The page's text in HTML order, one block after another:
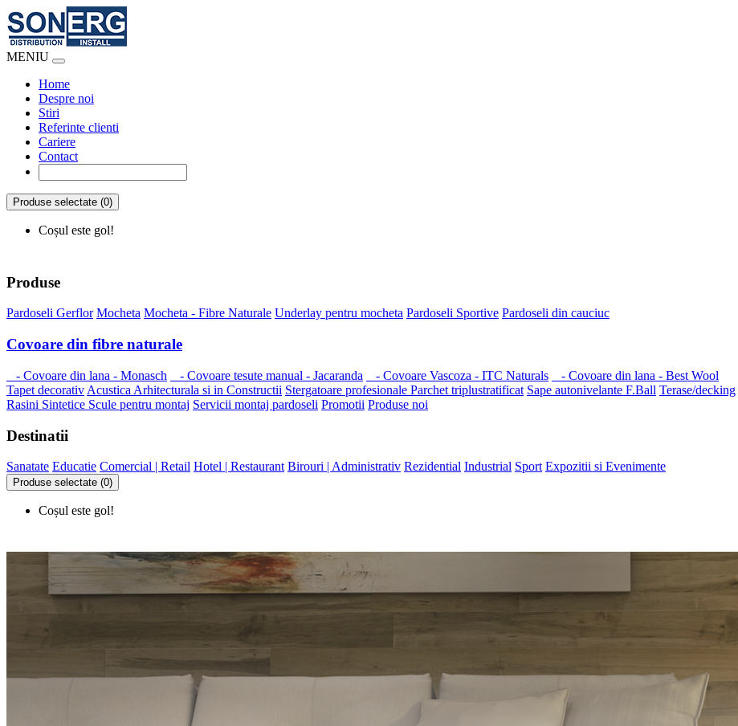
MENIU
Home
Despre noi
Stiri
Referinte clienti
Cariere
Contact
Produse selectate (0)
Coșul este gol!
Produse
Pardoseli Gerflor Mocheta Mocheta - Fibre Naturale Underlay pentru mocheta Pardoseli Sportive Pardoseli din cauciuc
Covoare din fibre naturale
- Covoare din lana - Monasch - Covoare tesute manual - Jacaranda - Covoare Vascoza - ITC Naturals
- Covoare din lana - Best Wool
Tapet decorativ Acustica Arhitecturala si in Constructii Stergatoare profesionale Parchet triplustratificat Sape autonivelante F.Ball Terase/decking
Rasini Sintetice Scule pentru montaj Servicii montaj pardoseli Promotii Produse noi
Destinatii
Sanatate Educatie Comercial | Retail Hotel | Restaurant Birouri | Administrativ Rezidential Industrial Sport Expozitii si Evenimente
Produse selectate (0)
Coșul este gol!